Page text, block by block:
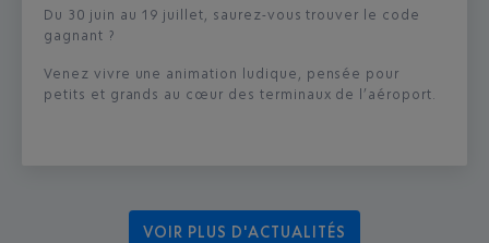
Du 30 juin au 19 juillet, saurez-vous trouver le code
gagnant ?
Venez vivre une animation ludique, pensée pour
petits et grands au cœur des terminaux de l’aéroport.
VOIR PLUS D'ACTUALITÉS